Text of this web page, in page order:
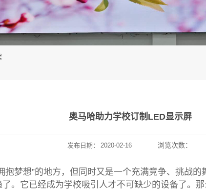
奥马哈助力学校订制LED显示屏
发布日期： 2020-02-16 浏览次数：
抱梦想”的地方，但同时又是一个充满竞争、挑战
。它已经成为学校吸引人才不可缺少的设备了。